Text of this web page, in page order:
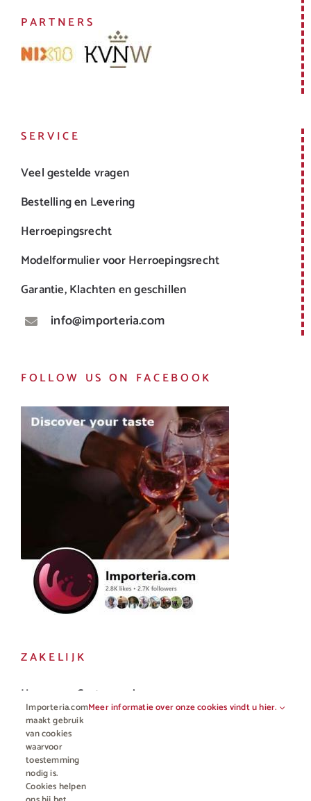
PARTNERS
SERVICE
Veel gestelde vragen
Bestelling en Levering
Herroepingsrecht
Modelformulier voor Herroepingsrecht
Garantie, Klachten en geschillen
info@importeria.com
FOLLOW US ON FACEBOOK
ZAKELIJK
Horeca en Gastronomie
Vakhandel
Importeria.com
maakt gebruik
van cookies
waarvoor
toestemming
nodig is.
Cookies helpen
Meer informatie over onze cookies vindt u hier.